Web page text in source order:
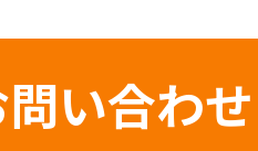
い合わせ